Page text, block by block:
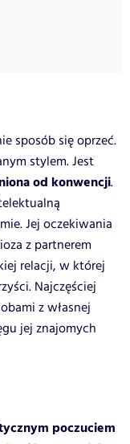
sposób się oprzeć.
stylem. Jest
od konwencji.
Jej oczekiwania
z partnerem
relacji, w której
Najczęściej
z własnej
jej znajomych
poczuciem